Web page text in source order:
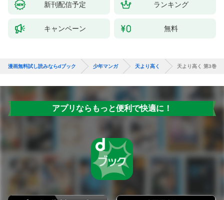
新刊配信予定 ランキング
キャンペーン 無料
漫画無料試し読みならdブック 少年マンガ 天より高く 天より高く 第3巻
アプリならもっと便利で快適に！